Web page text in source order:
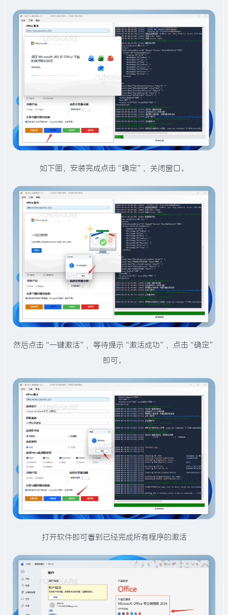
如下图，安装完成点击“确定”，关闭窗口。
然后点击“一键激活”，等待提示“激活成功”，点击“确定”
即可。
打开软件即可看到已经完成所有程序的激活